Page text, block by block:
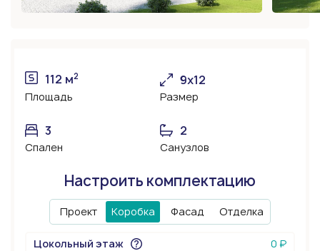
112 м2
Площадь
9x12
Размер
3
Спален
2
Санузлов
Настроить комплектацию
Проект Коробка Фасад Отделка
Цокольный этаж
0 ₽